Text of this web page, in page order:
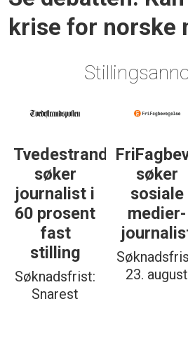
krise for norske
Halden
Arbeiderblad
søker
nyhetsjournalist
Søknadsfrist:
1. september
25. juni
søker
journalist
19. august